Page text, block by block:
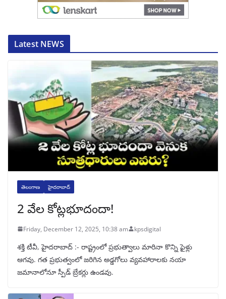
Latest NEWS
తెలంగాణ హైదరాబాద్
2 వేల కోట్లభూదందా!
Friday, December 12, 2025, 10:38 am kpsdigital
శక్తి టీవీ, హైదరాబాద్‌ :- రాష్ట్రంలో ప్రభుత్వాలు మారినా కొన్ని ఫైళ్లు
ఆగవు. గత ప్రభుత్వంలో జరిగిన అడ్డగోలు వ్యవహారాలకు నయా
జమానాలోనూ స్పీడ్‌ బ్రేకర్లు ఉండవు.